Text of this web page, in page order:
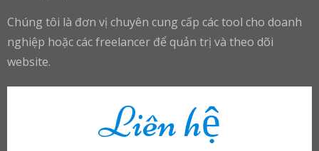
Chúng tôi là đơn vị chuyên cung cấp các tool cho doanh
nghiệp hoặc các freelancer để quản trị và theo dõi
website.
Liên hệ